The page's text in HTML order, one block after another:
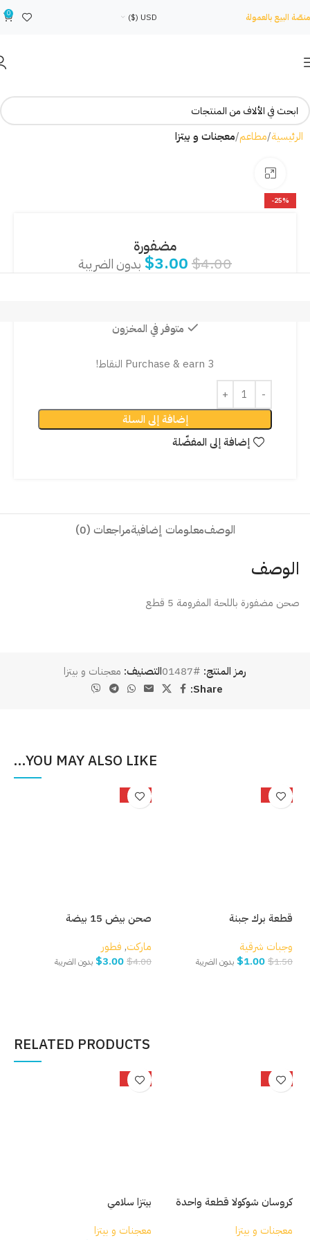
منصّة البيع بالعمولة USD ($)
0
الرئيسية مطاعم معجنات و بيتزا
-25%
مضفورة
$4.00
$3.00 بدون الضريبة
متوفر في المخزون
Purchase & earn 3 النقاط!
إضافة إلى السلة
إضافة إلى المفضّلة
الوصفمعلومات إضافيةمراجعات (0)
الوصف
صحن مضفورة باللحة المفرومة 5 قطع
رمز المنتج: #01487 التصنيف: معجنات و بيتزا
Share:
YOU MAY ALSO LIKE…
-33%
قطعة برك جبنة
وجبات شرقية
$1.50
$1.00 بدون الضريبة
-25%
صحن بيض 15 بيضة
ماركت, فطور
$4.00
$3.00 بدون الضريبة
RELATED PRODUCTS
-33%
كروسان شوكولا قطعة واحدة
معجنات و بيتزا
-22%
بيتزا سلامي
معجنات و بيتزا